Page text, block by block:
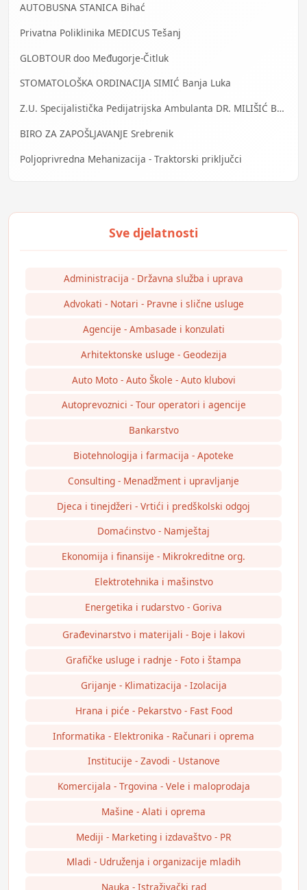
AUTOBUSNA STANICA Bihać
Privatna Poliklinika MEDICUS Tešanj
GLOBTOUR doo Međugorje-Čitluk
STOMATOLOŠKA ORDINACIJA SIMIĆ Banja Luka
Z.U. Specijalistička Pedijatrijska Ambulanta DR. MILIŠIĆ Banja Luka
BIRO ZA ZAPOŠLJAVANJE Srebrenik
Poljoprivredna Mehanizacija - Traktorski priključci
Administracija - Državna služba i uprava
Advokati - Notari - Pravne i slične usluge
Agencije - Ambasade i konzulati
Arhitektonske usluge - Geodezija
Auto Moto - Auto Škole - Auto klubovi
Autoprevoznici - Tour operatori i agencije
Bankarstvo
Biotehnologija i farmacija - Apoteke
Consulting - Menadžment i upravljanje
Djeca i tinejdžeri - Vrtići i predškolski odgoj
Domaćinstvo - Namještaj
Ekonomija i finansije - Mikrokreditne org.
Elektrotehnika i mašinstvo
Energetika i rudarstvo - Goriva
Građevinarstvo i materijali - Boje i lakovi
Grafičke usluge i radnje - Foto i štampa
Grijanje - Klimatizacija - Izolacija
Hrana i piće - Pekarstvo - Fast Food
Informatika - Elektronika - Računari i oprema
Institucije - Zavodi - Ustanove
Komercijala - Trgovina - Vele i maloprodaja
Mašine - Alati i oprema
Mediji - Marketing i izdavaštvo - PR
Mladi - Udruženja i organizacije mladih
Nauka - Istraživački rad